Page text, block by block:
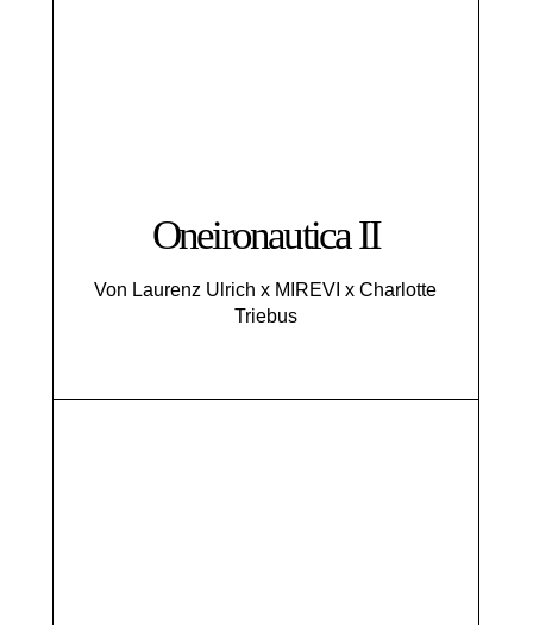
Oneironautica II
Von Laurenz Ulrich x MIREVI x Charlotte
Triebus